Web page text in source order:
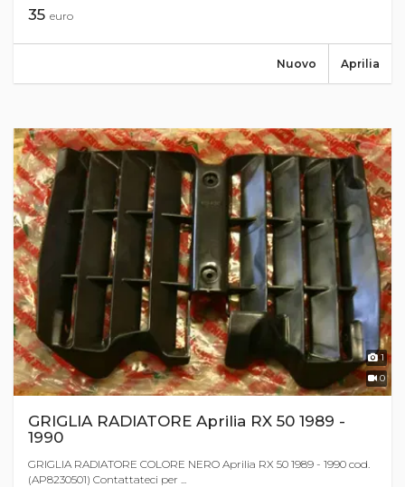
35 euro
Aprilia
Nuovo
1
0
GRIGLIA RADIATORE Aprilia RX 50 1989 -
1990
GRIGLIA RADIATORE COLORE NERO Aprilia RX 50 1989 - 1990 cod.
(AP8230501) Contattateci per ...